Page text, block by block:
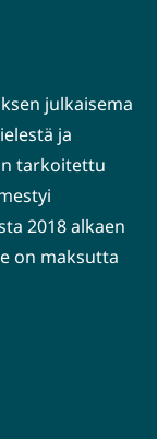
julkaisema
ja
tarkoitettu
2018 alkaen
on maksutta